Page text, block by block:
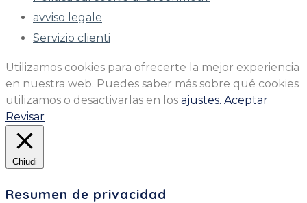
avviso legale
Servizio clienti
Utilizamos cookies para ofrecerte la mejor experiencia
en nuestra web. Puedes saber más sobre qué cookies
utilizamos o desactivarlas en los ajustes. Aceptar
Revisar
Chiudi
Resumen de privacidad